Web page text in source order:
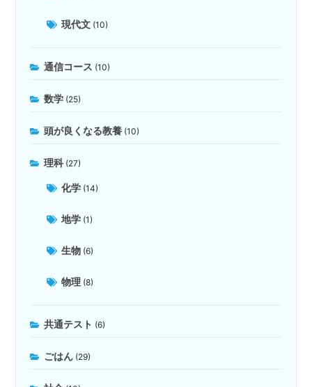
現代文 (10)
通信コース (10)
数学 (25)
頭が良くなる教養 (10)
理科 (27)
化学 (14)
地学 (1)
生物 (6)
物理 (8)
共通テスト (6)
ごはん (29)